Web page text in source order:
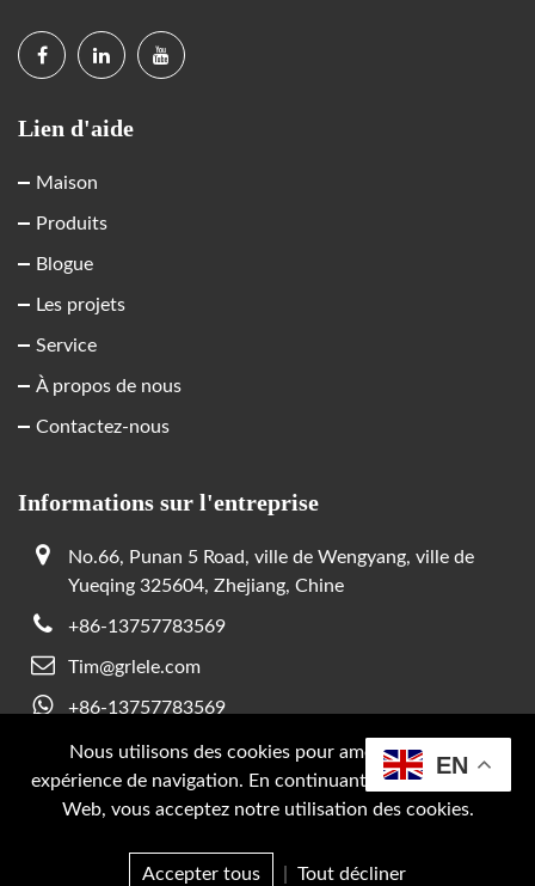
Nous utilisons des cookies pour améliorer votre
expérience de navigation. En continuant à utiliser Ce site
Web, vous acceptez notre utilisation des cookies.
Accepter tous Tout décliner
Lien d'aide
Maison
Produits
Blogue
Les projets
Service
À propos de nous
Contactez-nous
Informations sur l'entreprise
No.66, Punan 5 Road, ville de Wengyang, ville de
Yueqing 325604, Zhejiang, Chine
+86-13757783569
Tim@grlele.com
+86-13757783569
Droit d'auteur © 2026 SUPPORT GRL PAR :JUNJ
EN